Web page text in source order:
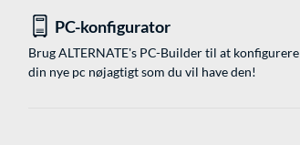
PC-konfigurator
Brug ALTERNATE's PC-Builder til at konfigurere
din nye pc nøjagtigt som du vil have den!